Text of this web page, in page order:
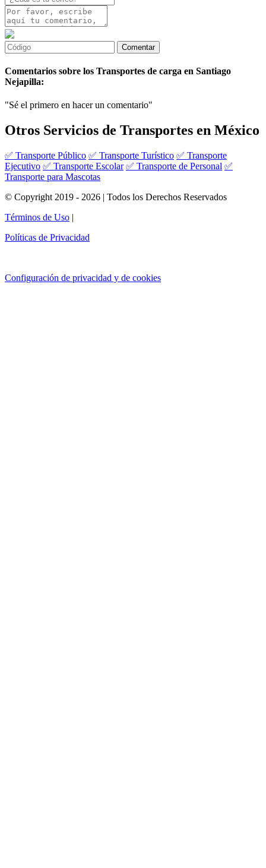
Comentarios sobre los Transportes de carga en Santiago
Nejapilla:
"Sé el primero en hacer un comentario"
Otros Servicios de Transportes en México
✅ Transporte Público ✅ Transporte Turístico ✅ Transporte
Ejecutivo ✅ Transporte Escolar ✅ Transporte de Personal ✅
Transporte para Mascotas
© Copyright 2019 - 2026 | Todos los Derechos Reservados
Términos de Uso |
Políticas de Privacidad
Configuración de privacidad y de cookies